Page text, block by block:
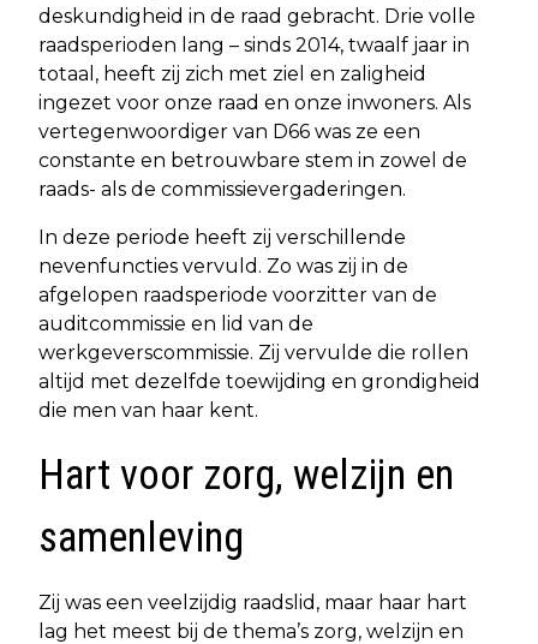
deskundigheid in de raad gebracht. Drie volle
raadsperioden lang – sinds 2014, twaalf jaar in
totaal, heeft zij zich met ziel en zaligheid
ingezet voor onze raad en onze inwoners. Als
vertegenwoordiger van D66 was ze een
constante en betrouwbare stem in zowel de
raads- als de commissievergaderingen.
In deze periode heeft zij verschillende
nevenfuncties vervuld. Zo was zij in de
afgelopen raadsperiode voorzitter van de
auditcommissie en lid van de
werkgeverscommissie. Zij vervulde die rollen
altijd met dezelfde toewijding en grondigheid
die men van haar kent.
Hart voor zorg, welzijn en
samenleving
Zij was een veelzijdig raadslid, maar haar hart
lag het meest bij de thema’s zorg, welzijn en